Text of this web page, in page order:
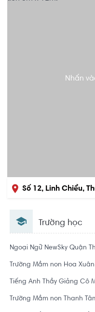
Nhấn
Số 12, Linh Chiểu,
Trường học
Ngoại Ngữ NewSky Quận
Trường Mầm non Hoa Xuân
Tiếng Anh Thầy Giảng Cô
Trường Mầm non Thanh